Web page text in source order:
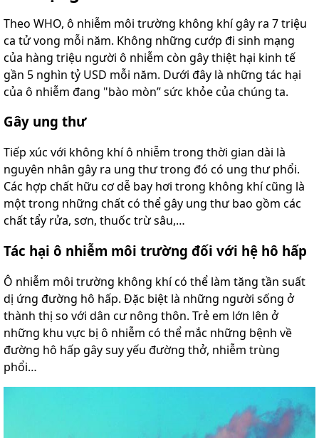
Theo WHO, ô nhiễm môi trường không khí gây ra 7 triệu
ca tử vong mỗi năm. Không những cướp đi sinh mạng
của hàng triệu người ô nhiễm còn gây thiệt hại kinh tế
gần 5 nghìn tỷ USD mỗi năm. Dưới đây là những tác hại
của ô nhiễm đang "bào mòn” sức khỏe của chúng ta.
Gây ung thư
Tiếp xúc với không khí ô nhiễm trong thời gian dài là
nguyên nhân gây ra ung thư trong đó có ung thư phổi.
Các hợp chất hữu cơ dễ bay hơi trong không khí cũng là
một trong những chất có thể gây ung thư bao gồm các
chất tẩy rửa, sơn, thuốc trừ sâu,…
Tác hại ô nhiễm môi trường đối với hệ hô hấp
Ô nhiễm môi trường không khí có thể làm tăng tần suất
dị ứng đường hô hấp. Đặc biệt là những người sống ở
thành thị so với dân cư nông thôn. Trẻ em lớn lên ở
những khu vực bị ô nhiễm có thể mắc những bệnh về
đường hô hấp gây suy yếu đường thở, nhiễm trùng
phổi…